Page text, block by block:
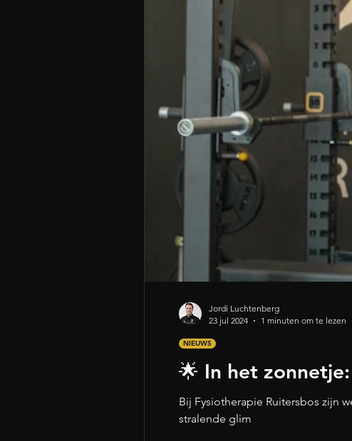
🌟 In het
Bij Fysiotherapie Ruitersbos zijn
stralende glim
NIEUWS
Jordi Luchtenberg
23 jul 2024
1 minuten om te lezen